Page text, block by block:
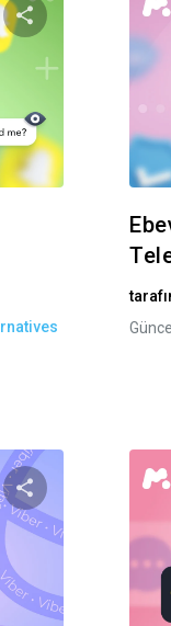
Bu makaleyi
Twitter Facebook
Bu makaleyi